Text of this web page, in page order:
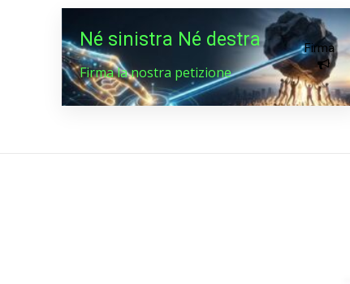
Né sinistra Né destra
Firma la nostra petizione
Firma